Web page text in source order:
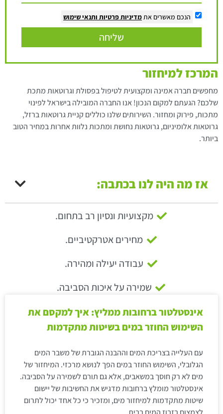
הנכם מאשרים אתמדיניות פרטיות ותנאי שימוש
שליחה
המרכז למיחזור
מחפשים חברה אמינה ומקצועית לטיפול בפסולת וגרוטאות מתכת
שלכם? הגעתם למקום הנכון! אנו החברה המובילה בישראל לפינוי
מתכות, פירוק ומחזור. השירותים שלנו כוללים קניית גרוטאות ברזל,
גרוטאות אלומיניום, גרוטאות נחושת ומתכות נלוות אחרות במחיר הטוב
ביותר.
אז מה היה לנו בכתבה:
מקצועיות ונסיון רב בתחום.
מחירים אטרקטיביים.
עבודה יעילה ומהירה.
שמירה על איכות הסביבה.
אינסטלטור ברחובות ממליץ: איך למקסם את
השימוש החוזר במים בשיטות מתקדמות
עם העלייה בצריכת המים וההבנה הגוברת של משבר המים
הגלובלי, השימוש החוזר במים הפך לנושא מרכזי. המיחזור של
מים לא רק חוסך במשאבים, אלא גם תורם לשמירה על הסביבה.
אינסטלטור מומלץ ברחובות מדגיש את החשיבות של יישום
שיטות מתקדמות למיחזור מים, ומזכיר כי כל אחד יכול לתרום